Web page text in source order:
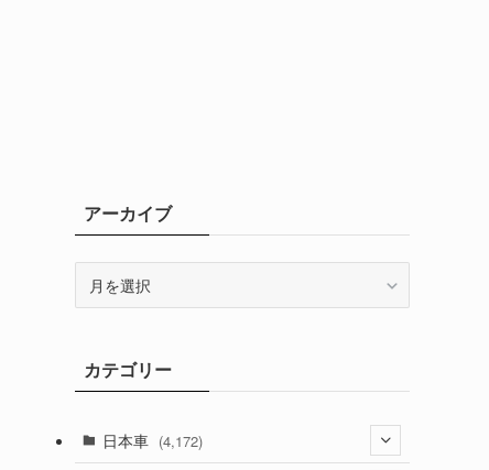
アーカイブ
ブカテゴリー
日本車 (4,172)